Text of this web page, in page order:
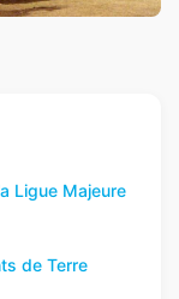
Ligue Majeure
de Terre